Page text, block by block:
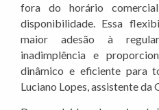
fora do horário
disponibilidade. Essa
maior adesão à
inadimplência e
dinâmico e eficiente para
Luciano Lopes, assistente da